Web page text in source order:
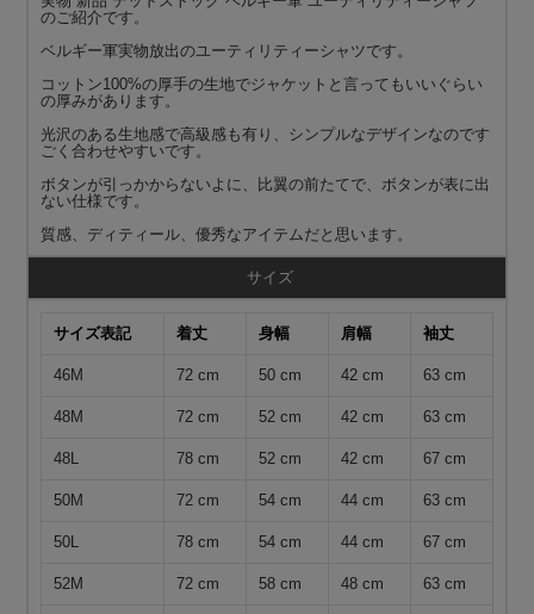
のご紹介です。
ベルギー軍実物放出のユーティリティーシャツです。
コットン100%の厚手の生地でジャケットと言ってもいいぐらい
の厚みがあります。
光沢のある生地感で高級感も有り、シンプルなデザインなのです
ごく合わせやすいです。
ボタンが引っかからないよに、比翼の前たてで、ボタンが表に出
ない仕様です。
質感、ディティール、優秀なアイテムだと思います。
サイズ
サイズ表記 着丈 身幅 肩幅 袖丈
46M 72 cm 50 cm 42 cm 63 cm
48M 72 cm 52 cm 42 cm 63 cm
48L 78 cm 52 cm 42 cm 67 cm
50M 72 cm 54 cm 44 cm 63 cm
50L 78 cm 54 cm 44 cm 67 cm
52M 72 cm 58 cm 48 cm 63 cm